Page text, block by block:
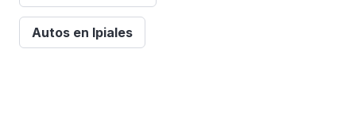
Autos en Ipiales